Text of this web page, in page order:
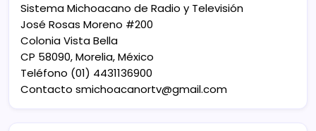
Sistema Michoacano de Radio y Televisión
José Rosas Moreno #200
Colonia Vista Bella
CP 58090, Morelia, México
Teléfono (01) 4431136900
Contacto smichoacanortv@gmail.com